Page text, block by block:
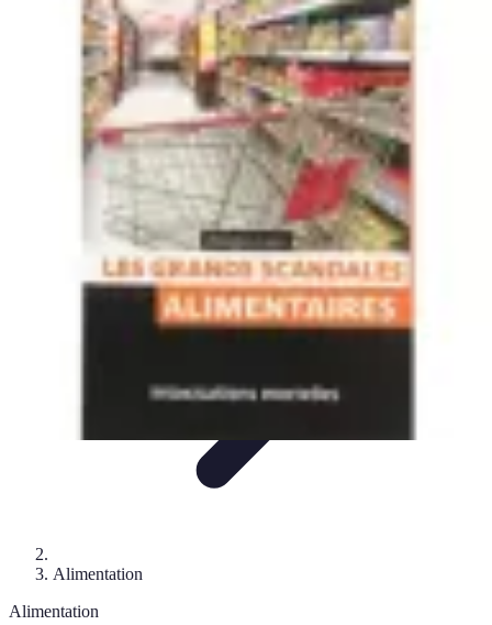
Astuces Pour Économiser
Économies QuotidiennesÉnergieAstuces Quotidiennes
Voyages
Astuces Pour Économiser
Alimentation
Alimentation